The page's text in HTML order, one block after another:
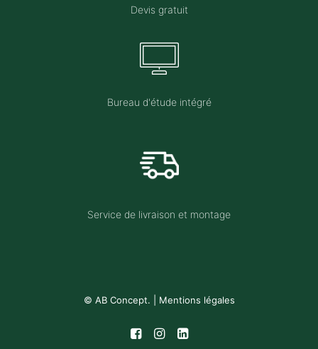
Devis gratuit
Bureau d'étude intégré
Service de livraison et montage
© AB Concept. | Mentions légales